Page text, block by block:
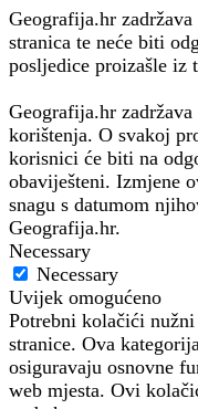
Geografija.hr
stranica te neće biti
posljedice proizašle iz
Geografija.hr
korištenja. O svakoj
korisnici će biti na
obaviješteni. Izmjene
snagu s datumom
Geografija.hr.
Necessary
Necessary
Uvijek omogućeno
Potrebni kolačići
stranice. Ova
osiguravaju osnovne
web mjesta. Ovi